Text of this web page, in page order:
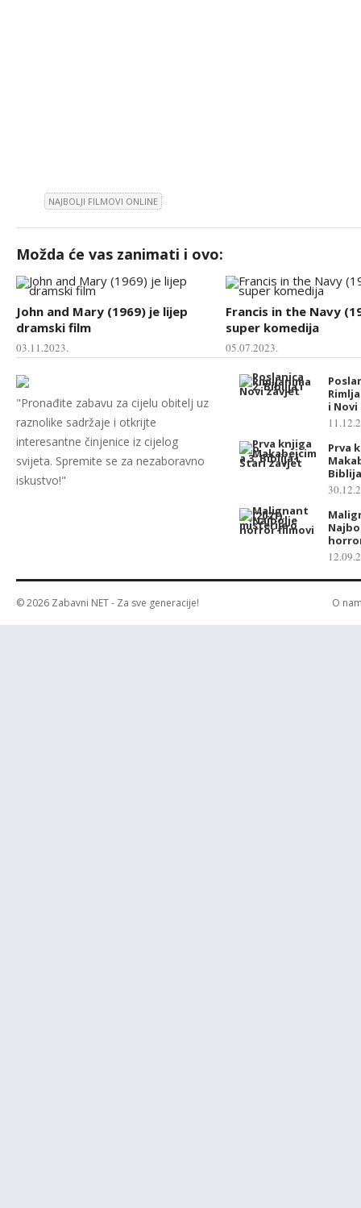
NAJBOLJI FILMOVI ONLINE
Možda će vas zanimati i ovo:
John and Mary (1969) je lijep
dramski film
03.11.2023.
Francis in the Navy
super komedija
05.07.2023.
"Pronađite zabavu za cijelu obitelj uz
raznolike sadržaje i otkrijte
interesantne činjenice iz cijelog
svijeta. Spremite se za nezaboravno
iskustvo!"
i
Prva
© 2026 Zabavni NET- Za sve generacije! O